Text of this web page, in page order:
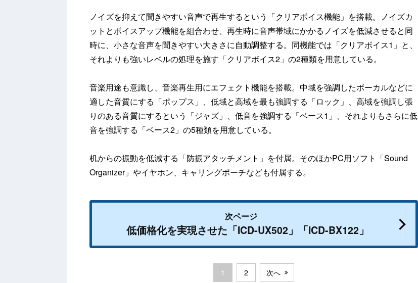
ノイズを抑えて聞きやすい音声で再生するという「クリアボイス機能」を搭載。ノイズカ
ットとボイスアップ機能を組合わせ、再生時に音声帯域にかかるノイズを低減させると同
時に、小さな音声を聞きやすい大きさに自動調整する。同機能では「クリアボイス1」と、
それよりも強いレベルの処理を施す「クリアボイス2」の2種類を用意している。
音楽用途も意識し、音楽再生用にエフェクト機能を搭載。中域を強調したボーカルなどに
適した音質にする「ポップス」、低域と高域を最も強調する「ロック」、高域を強調し張
りのある音質にするという「ジャズ」、低音を強調する「ベース1」、それよりもさらに低
音を強調する「ベース2」の5種類を用意している。
机からの振動を低減する「防振アタッチメント」を付属。そのほかPC用ソフト「Sound
Organizer」やイヤホン、キャリングポーチなども付属する。
次ページ
低価格化を実現させた「ICD-UX502」「ICD-BX122」
1 2 次へ